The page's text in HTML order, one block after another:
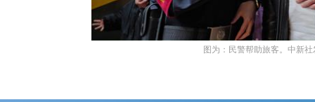
图为：民警帮助旅客。中新